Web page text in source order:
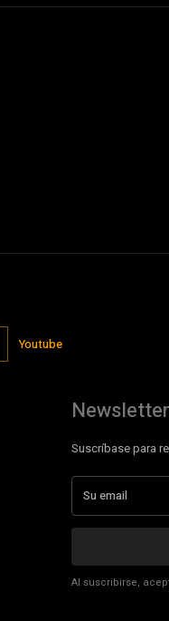
Youtube
Newsletter
Suscríbase para
Al suscribirse,